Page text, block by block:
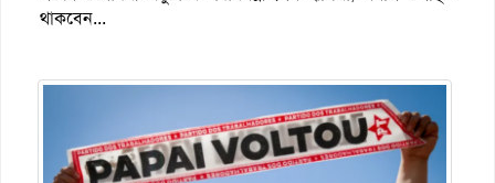
থাকবেন...